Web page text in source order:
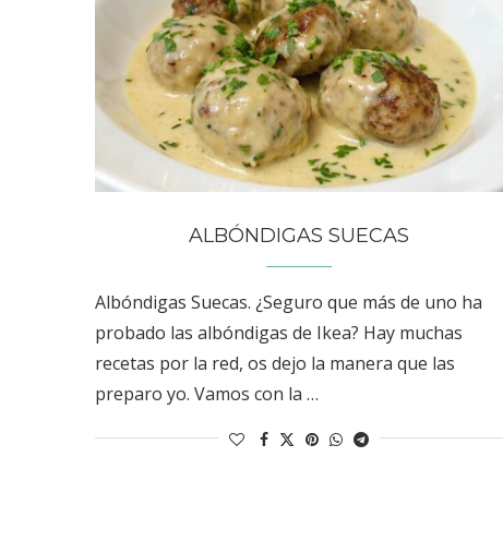
ALBÓNDIGAS SUECAS
Albóndigas Suecas. ¿Seguro que más de uno ha
probado las albóndigas de Ikea? Hay muchas
recetas por la red, os dejo la manera que las
preparo yo. Vamos con la …